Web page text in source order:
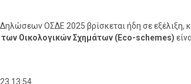
ΟΣΔΕ 2025 βρίσκεται ήδη σε εξέλιξη,
των Οικολογικών Σχημάτων (Eco-schemes)
13:54